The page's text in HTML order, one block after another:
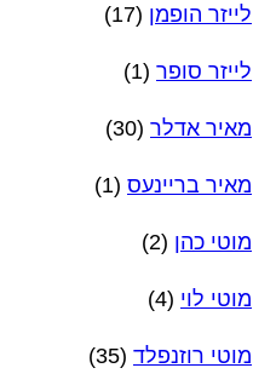
לייזר הופמן (17)
לייזר סופר (1)
מאיר אדלר (30)
מאיר בריינעס (1)
מוטי כהן (2)
מוטי לוי (4)
מוטי רוזנפלד (35)